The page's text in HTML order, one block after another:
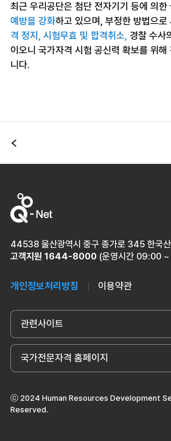
최근 우리공단은 첨단 전자기기 등에 의한
예방을 강화하고 있으며, 부정한 방법으로
격 정지, 시험무효 및 합격취소, 경찰 수사
이오니 국가자격 시험 공신력 확보를 위
니다.
이전
44538 울산광역시 중구 종가로 345 한국
고객지원 1644-8000 (운영시간 09:00
개인정보처리방침 이용약관
관련사이트
국가전문자격 홈페이지
ⓒ 2024 Human Resources Development
Reserved.